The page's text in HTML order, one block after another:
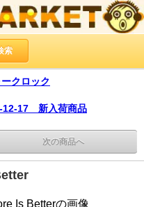
索
クロック
12-17 新入荷商品
次の商品へ